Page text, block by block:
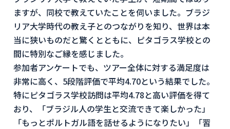
ますが、同校で教えていたことを伺いました。ブラジ
リア大学時代の教え子とのつながりを知り、世界は本
当に狭いものだと驚くとともに、ピタゴラス学校との
間に特別なご縁を感じました。
参加者アンケートでも、ツアー全体に対する満足度は
非常に高く、5段階評価で平均4.70という結果でした。
特にピタゴラス学校訪問は平均4.78と高い評価を得て
おり、「ブラジル人の学生と交流できて楽しかった」
「もっとポルトガル語を話せるようになりたい」「習